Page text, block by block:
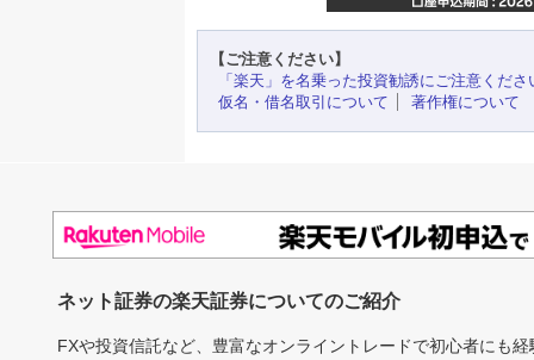
【ご注意ください】
「楽天」を名乗った投資勧誘にご注意くださ
仮名・借名取引について
著作権について
ネット証券の楽天証券についてのご紹介
FXや投資信託など、豊富なオンライントレードで初心者にも